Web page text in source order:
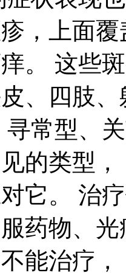
，上面
。 这些
、四肢
常型、
的类型
它。 治
药物、
能治疗